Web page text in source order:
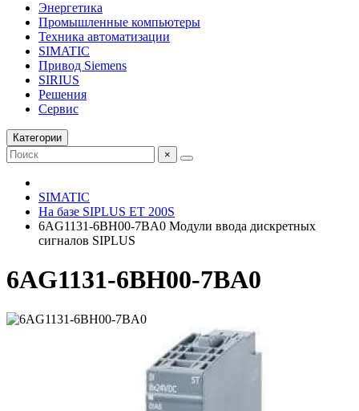
Энергетика
Промышленные компьютеры
Техника автоматизации
SIMATIC
Привод Siemens
SIRIUS
Решения
Сервис
Категории
×
SIMATIC
На базе SIPLUS ET 200S
6AG1131-6BH00-7BA0 Модули ввода дискретных
сигналов SIPLUS
6AG1131-6BH00-7BA0